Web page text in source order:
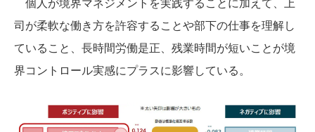
司が柔軟な働き方を許容することや部下の仕事を理解し
ていること、長時間労働是正、残業時間が短いことが境
界コントロール実感にプラスに影響している。